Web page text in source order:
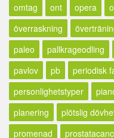
omtag
ont opera
överraskning
paleo
pallkrageodling
pavlov
pb periodisk
personlighetstyper
planering
plötslig
promenad